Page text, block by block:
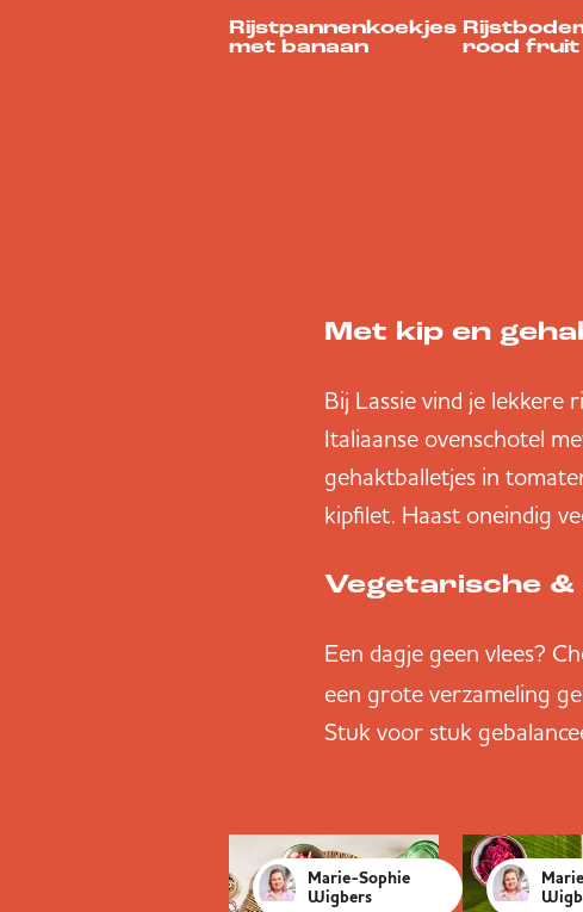
Rijstpannenkoekjes
met banaan
rood fruit
Met kip en
Bij Lassie vind je lekkere
Italiaanse ovenschotel
gehaktballetjes in
kipfilet. Haast oneindig
Vegetarische
Een dagje geen vlees?
een grote verzameling
Stuk voor stuk
Marie-Sophie
Wigbers